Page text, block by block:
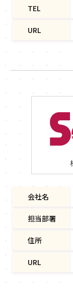
TEL
URL
会社名
担当部署
住所
URL